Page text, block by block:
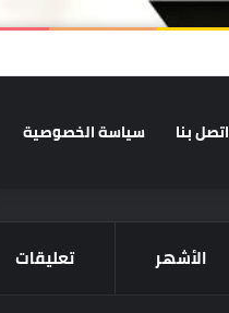
اتصل بنا سياسة الخصوصية
الأشهر تعليقات